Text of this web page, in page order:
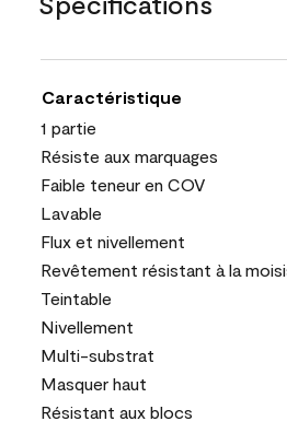
Caractéristique
1 partie
Résiste aux marquages
Faible teneur en COV
Lavable
Flux et nivellement
Revêtement résistant à la
Teintable
Nivellement
Multi-substrat
Masquer haut
Résistant aux blocs